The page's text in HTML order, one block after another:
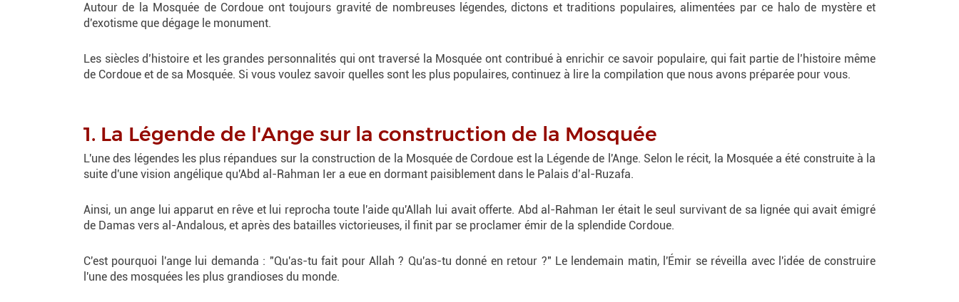
Autour de la Mosquée de Cordoue ont toujours gravité de nombreuses légendes, dictons et traditions populaires, alimentées par ce halo de mystère et
d'exotisme que dégage le monument.
Les siècles d’histoire et les grandes personnalités qui ont traversé la Mosquée ont contribué à enrichir ce savoir populaire, qui fait partie de l’histoire même
de Cordoue et de sa Mosquée. Si vous voulez savoir quelles sont les plus populaires, continuez à lire la compilation que nous avons préparée pour vous.
1. La Légende de l'Ange sur la construction de la Mosquée
L'une des légendes les plus répandues sur la construction de la Mosquée de Cordoue est la Légende de l'Ange. Selon le récit, la Mosquée a été construite à la
suite d'une vision angélique qu'Abd al-Rahman Ier a eue en dormant paisiblement dans le Palais d’al-Ruzafa.
Ainsi, un ange lui apparut en rêve et lui reprocha toute l'aide qu'Allah lui avait offerte. Abd al-Rahman Ier était le seul survivant de sa lignée qui avait émigré
de Damas vers al-Andalous, et après des batailles victorieuses, il finit par se proclamer émir de la splendide Cordoue.
C'est pourquoi l'ange lui demanda : "Qu'as-tu fait pour Allah ? Qu'as-tu donné en retour ?" Le lendemain matin, l'Émir se réveilla avec l'idée de construire
l'une des mosquées les plus grandioses du monde.